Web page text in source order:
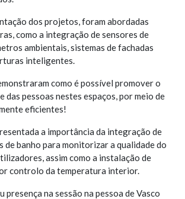
dos projetos, foram abordadas
como a integração de sensores de
ambientais, sistemas de fachadas
inteligentes.
como é possível promover o
das pessoas nestes espaços, por meio de
eficientes!
a importância da integração de
de banho para monitorizar a qualidade do
assim como a instalação de
controlo da temperatura interior.
presença na sessão na pessoa de Vasco